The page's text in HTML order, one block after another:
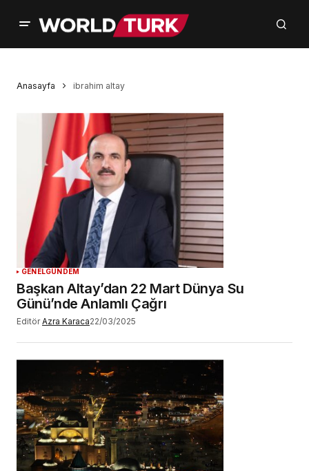
Anasayfa ibrahim altay
GENELGÜNDEM
Başkan Altay’dan 22 Mart Dünya Su
Günü’nde Anlamlı Çağrı
Editör Azra Karaca22/03/2025